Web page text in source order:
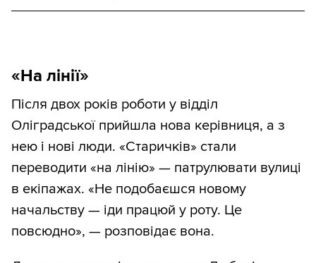
«На лінії»
Після двох років роботи у відділ
Оліградської прийшла нова керівниця, а з
нею і нові люди. «Старичків» стали
переводити «на лінію» — патрулювати вулиці
в екіпажах. «Не подобаєшся новому
начальству — іди працюй у роту. Це
повсюдно», — розповідає вона.